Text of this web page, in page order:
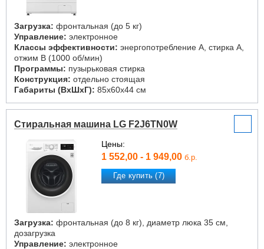
Загрузка: фронтальная (до 5 кг)
Управление: электронное
Классы эффективности: энергопотребление A, стирка A,
отжим B (1000 об/мин)
Программы: пузырьковая стирка
Конструкция: отдельно стоящая
Габариты (ВxШxГ): 85x60x44 см
Стиральная машина LG F2J6TN0W
Цены:
1 552,00 - 1 949,00 б.р.
Где купить (7)
Загрузка: фронтальная (до 8 кг), диаметр люка 35 см,
дозагрузка
Управление: электронное